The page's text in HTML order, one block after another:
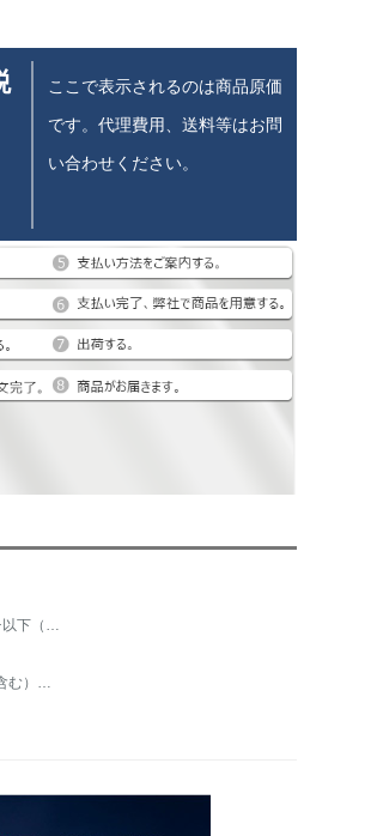
ここで表示されるのは商品原価
です。代理費用、送料等はお問
い合わせください。
スクリーンサイズ：7インチ以下（含まない）
持続可能出力馬力：4 hp（含む）以上